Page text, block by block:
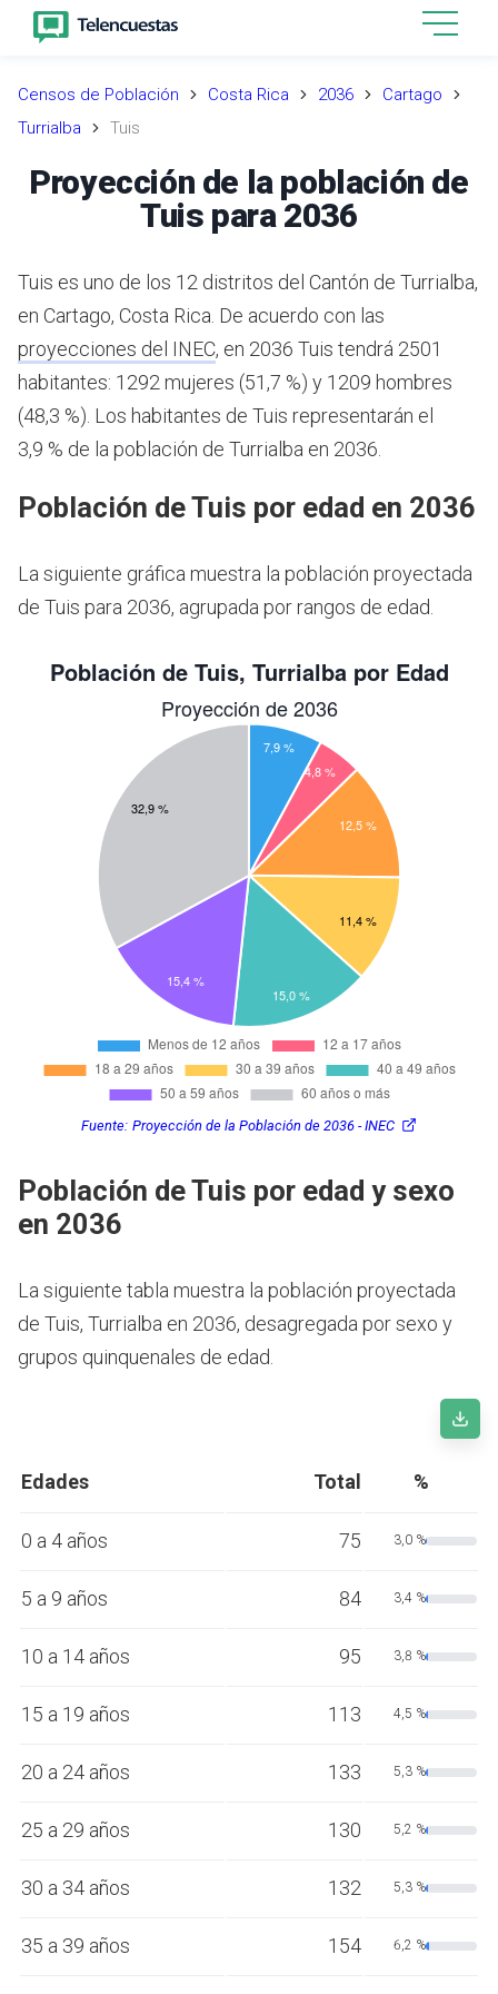
Censos de Población Costa Rica 2036
Cartago
Turrialba
Tuis
Proyección de la población de
Tuis para 2036
Tuis es uno de los 12 distritos del Cantón de Turrialba,
en Cartago, Costa Rica. De acuerdo con las
proyecciones del INEC, en 2036 Tuis tendrá 2501
habitantes: 1292 mujeres (51,7 %) y 1209 hombres
(48,3 %). Los habitantes de Tuis representarán el
3,9 % de la población de Turrialba en 2036.
Población de Tuis por edad en 2036
La siguiente gráfica muestra la población proyectada
de Tuis para 2036, agrupada por rangos de edad.
Fuente: Proyección de la Población de 2036 - INEC
Población de Tuis por edad y sexo
en 2036
La siguiente tabla muestra la población proyectada
de Tuis, Turrialba en 2036, desagregada por sexo y
grupos quinquenales de edad.
Edades Total %
0 a 4 años 75 3,0 %
5 a 9 años 84 3,4 %
10 a 14 años 95 3,8 %
15 a 19 años 113 4,5 %
20 a 24 años 133 5,3 %
25 a 29 años 130 5,2 %
30 a 34 años 132 5,3 %
35 a 39 años 154 6,2 %